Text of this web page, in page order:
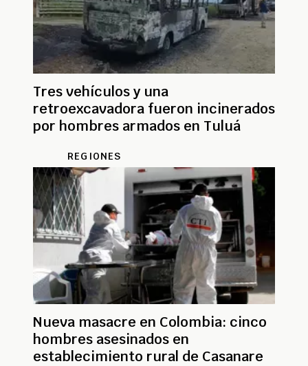
Tres vehículos y una
retroexcavadora fueron incinerados
por hombres armados en Tuluá
REGIONES
Nueva masacre en Colombia: cinco
hombres asesinados en
establecimiento rural de Casanare